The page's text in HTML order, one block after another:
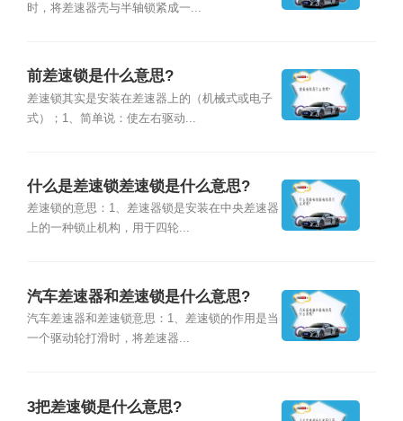
时，将差速器壳与半轴锁紧成一...
前差速锁是什么意思?
差速锁其实是安装在差速器上的（机械式或电子
式）；1、简单说：使左右驱动...
什么是差速锁差速锁是什么意思?
差速锁的意思：1、差速器锁是安装在中央差速器
上的一种锁止机构，用于四轮...
汽车差速器和差速锁是什么意思?
汽车差速器和差速锁意思：1、差速锁的作用是当
一个驱动轮打滑时，将差速器...
3把差速锁是什么意思?